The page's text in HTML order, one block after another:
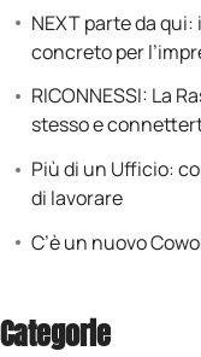
NEXT parte da
concreto per
RICONNESSI: La
stesso e
Più di un Ufficio:
di lavorare
C’è un nuovo
Categorie